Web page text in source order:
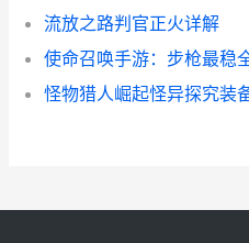
流放之路判官正火详解
使命召唤手游：步枪最稳
怪物猎人崛起怪异探究装